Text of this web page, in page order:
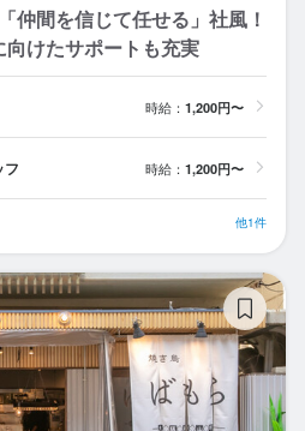
仲間を信じて任せる」社風！
けたサポートも充実
時給： 1,200円〜
フ 時給： 1,200円〜
他1件